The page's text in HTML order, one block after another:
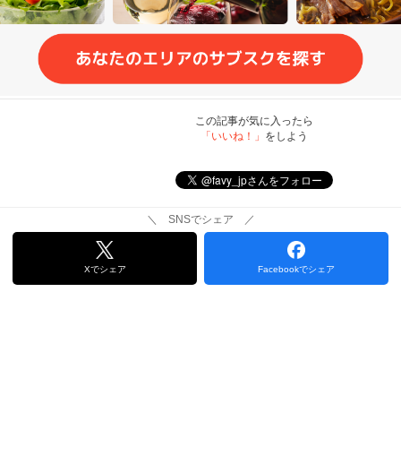
この記事が気に入ったら
「いいね！」 をしよう
＼ SNSでシェア ／
Xでシェア Facebookでシェア